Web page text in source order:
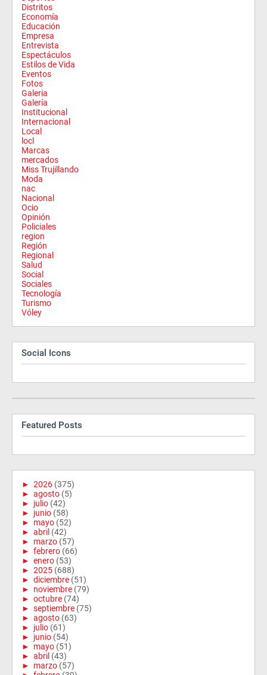
Distritos
Economía
Educación
Empresa
Entrevista
Espectáculos
Estilos de Vida
Eventos
Fotos
Galeria
Galería
Institucional
Internacional
Local
locl
Marcas
mercados
Miss Trujillando
Moda
nac
Nacional
Ocio
Opinión
Policiales
region
Región
Regional
Salud
Social
Sociales
Tecnología
Turismo
Vóley
Social Icons
Featured Posts
► 2026 (375)
► agosto (5)
► julio (42)
► junio (58)
► mayo (52)
► abril (42)
► marzo (57)
► febrero (66)
► enero (53)
► 2025 (688)
► diciembre (51)
► noviembre (79)
► octubre (74)
► septiembre (75)
► agosto (63)
► julio (61)
► junio (54)
► mayo (51)
► abril (43)
► marzo (57)